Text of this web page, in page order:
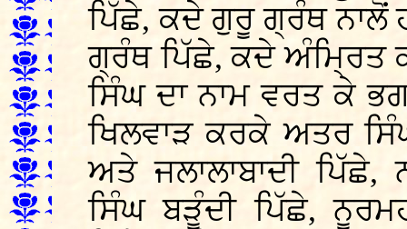
ਪਿੱਛੇ, ਕਦੇ ਗੁਰੂ ਗ੍ਰੰਥ
ਗ੍ਰੰਥ ਪਿੱਛੇ, ਕਦੇ ਅੰਮ੍ਰਿਤ
ਸਿੰਘ ਦਾ ਨਾਮ ਵਰਤ ਕੇ
ਖਿਲਵਾੜ ਕਰਕੇ ਅਤਰ
ਅਤੇ ਜਲਾਲਾਬਾਦੀ
ਸਿੰਘ ਬੜੂੰਦੀ ਪਿੱਛੇ,